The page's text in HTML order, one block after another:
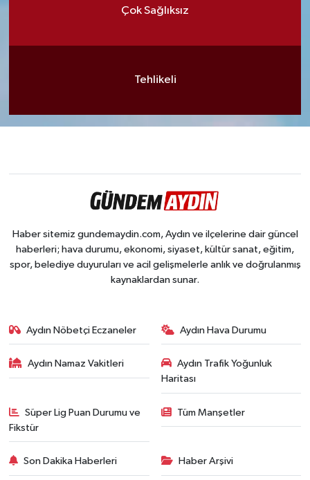
Çok Sağlıksız
Tehlikeli
Haber sitemiz gundemaydin.com, Aydın ve ilçelerine dair güncel
haberleri; hava durumu, ekonomi, siyaset, kültür sanat, eğitim,
spor, belediye duyuruları ve acil gelişmelerle anlık ve doğrulanmış
kaynaklardan sunar.
Aydın Nöbetçi Eczaneler Aydın Hava Durumu
Aydın Namaz Vakitleri
Aydın Trafik Yoğunluk
Haritası
Süper Lig Puan Durumu ve
Fikstür
Tüm Manşetler
Son Dakika Haberleri Haber Arşivi